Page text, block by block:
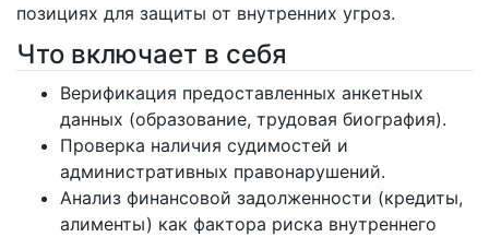
позициях для защиты от внутренних угроз.
Что включает в себя
Верификация предоставленных анкетных
данных (образование, трудовая биография).
Проверка наличия судимостей и
административных правонарушений.
Анализ финансовой задолженности (кредиты,
алименты) как фактора риска внутреннего